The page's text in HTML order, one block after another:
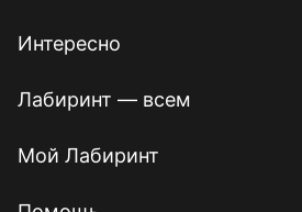
Интересно
Лабиринт — всем
Мой Лабиринт